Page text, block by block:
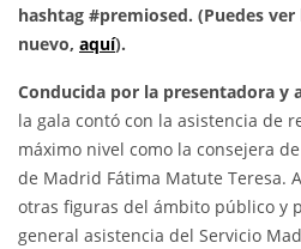
hashtag #premiosed. (Puedes
nuevo, aquí).
Conducida por la presentadora y
la gala contó con la asistencia de
máximo nivel como la consejera
de Madrid Fátima Matute Teresa.
otras figuras del ámbito público y
general asistencia del Servicio